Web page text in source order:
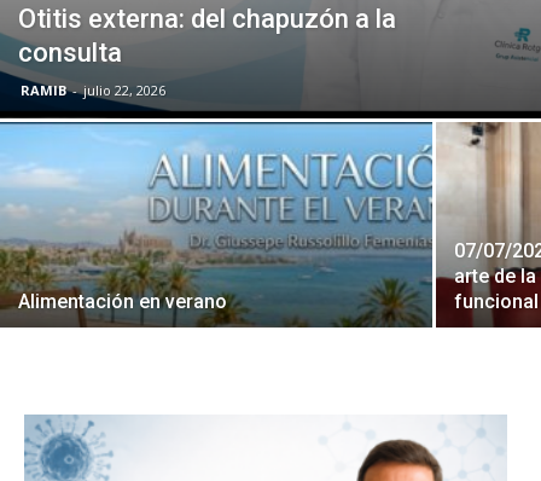
Otitis externa: del chapuzón a la
consulta
RAMIB - julio 22, 2026
Alimentación en verano
07/07/
arte de
funcional